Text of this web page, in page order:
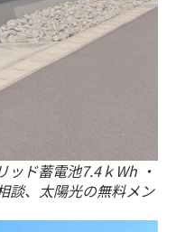
ッド蓄電池7.4ｋWh ・
談、太陽光の無料メン